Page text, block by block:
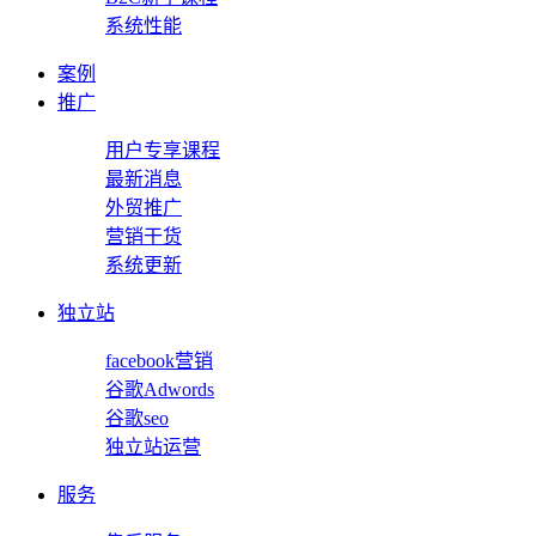
系统性能
案例
推广
用户专享课程
最新消息
外贸推广
营销干货
系统更新
独立站
facebook营销
谷歌Adwords
谷歌seo
独立站运营
服务